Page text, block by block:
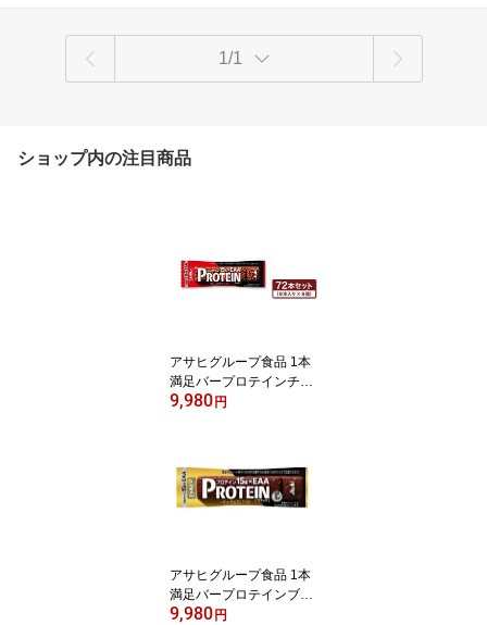
1/1
ショップ内の注目商品
アサヒグループ食品 1本
満足バープロテインチョ
コ 72本セット【ケース
9,980円
アサヒグループ食品 1本
満足バープロテインブラ
ック 72本セット【ケー
9,980円